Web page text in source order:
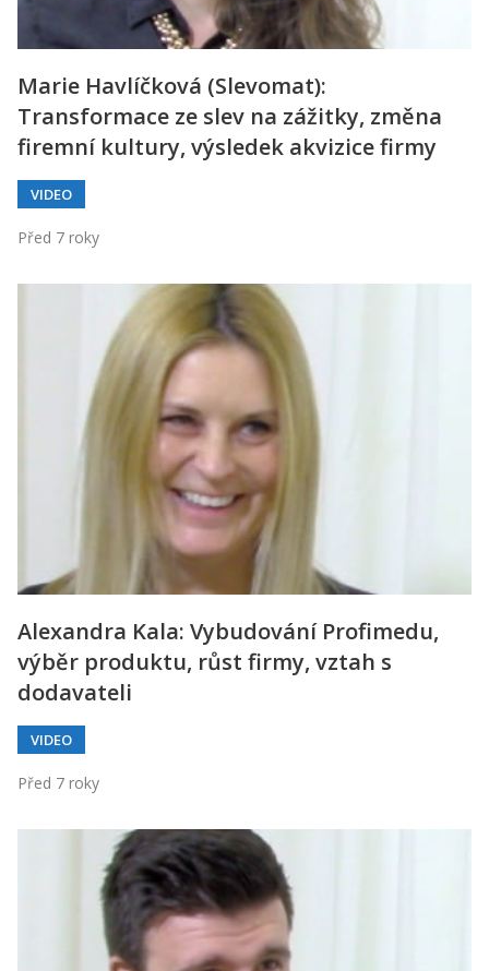
Marie Havlíčková (Slevomat):
Transformace ze slev na zážitky, změna
firemní kultury, výsledek akvizice firmy
VIDEO
Před 7 roky
Alexandra Kala: Vybudování Profimedu,
výběr produktu, růst firmy, vztah s
dodavateli
VIDEO
Před 7 roky